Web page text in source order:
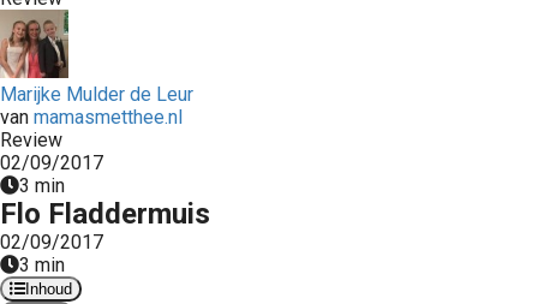
Marijke Mulder de Leur
van mamasmetthee.nl
Review
02/09/2017
3 min
Flo Fladdermuis
02/09/2017
3 min
Inhoud
de
Hierdoor
website-
van